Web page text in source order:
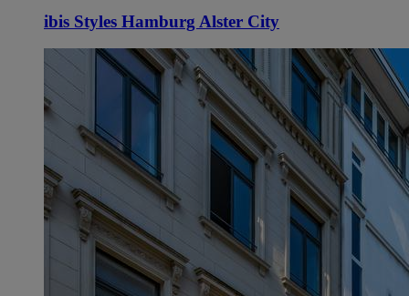
ibis Styles Hamburg Alster City